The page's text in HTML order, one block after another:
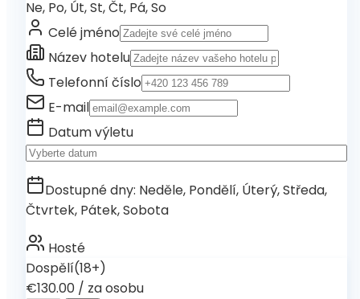
Ne, Po, Út, St, Čt, Pá, So
Celé jméno
Název hotelu
Telefonní číslo
E-mail
Datum výletu
Dostupné dny: Neděle, Pondělí, Úterý, Středa,
Čtvrtek, Pátek, Sobota
Hosté
Dospělí(18+)
€130.00 / za osobu